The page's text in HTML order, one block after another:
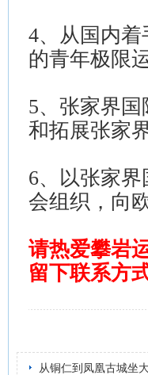
4、从国内
的青年极限
5、张家界国
和拓展张家
6、以张家
会组织，向
请热爱攀岩
留下联系方
从铜仁到凤凰古城坐